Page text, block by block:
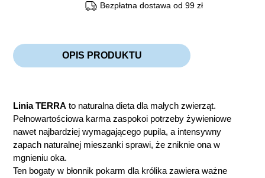
Bezpłatna dostawa od 99 zł
OPIS PRODUKTU
Linia TERRA to naturalna dieta dla małych zwierząt.
Pełnowartościowa karma zaspokoi potrzeby żywieniowe
nawet najbardziej wymagającego pupila, a intensywny
zapach naturalnej mieszanki sprawi, że zniknie ona w
mgnieniu oka.
Ten bogaty w błonnik pokarm dla królika zawiera ważne